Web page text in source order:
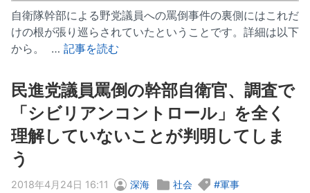
自衛隊幹部による野党議員への罵倒事件の裏側にはこれだ
けの根が張り巡らされていたということです。詳細は以下
から。 … 記事を読む
民進党議員罵倒の幹部自衛官、調査で
「シビリアンコントロール」を全く
理解していないことが判明してしま
う
2018年4月24日 16:11 深海 社会 軍事